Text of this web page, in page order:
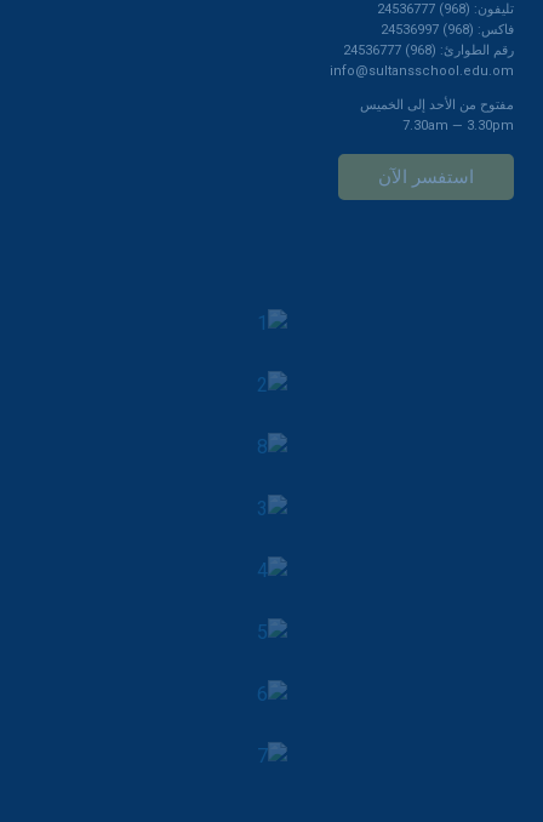
تليفون: (968) 24536777
فاكس: (968) 24536997
رقم الطوارئ: (968) 24536777
info@sultansschool.edu.om
مفتوح من الأحد إلى الخميس
7.30am — 3.30pm
استفسر الآن